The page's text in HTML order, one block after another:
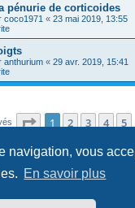
navigation, vous
En savoir plus
pénurie de corticoides
coco1971 « 23 mai 2019, 13:55
anthurium « 29 avr. 2019, 15:41
Page 1sur7
1 2 3 4 5